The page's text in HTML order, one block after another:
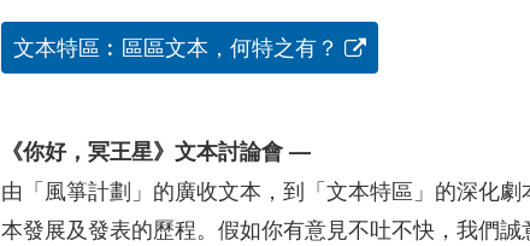
文本特區︰區區文本，何特之有？
《你好，冥王星》文本討論會 —
由「風箏計劃」的廣收文本，到「文本特區」的深化
本發展及發表的歷程。假如你有意見不吐不快，我們